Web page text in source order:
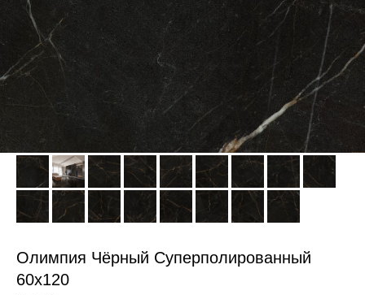
Олимпия Чёрный Суперполированный
60x120